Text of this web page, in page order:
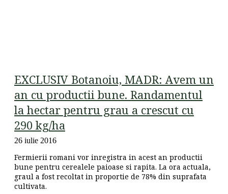
EXCLUSIV Botanoiu, MADR: Avem un
an cu productii bune. Randamentul
la hectar pentru grau a crescut cu
290 kg/ha
26 iulie 2016
Fermierii romani vor inregistra in acest an productii
bune pentru cerealele paioase si rapita. La ora actuala,
graul a fost recoltat in proportie de 78% din suprafata
cultivata.